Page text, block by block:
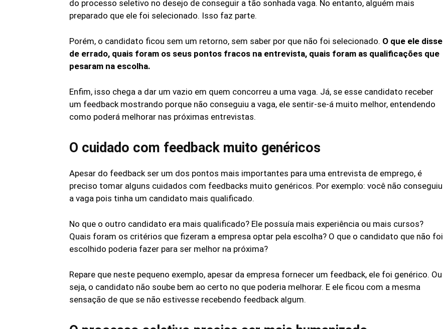
do processo seletivo no desejo de conseguir a tão sonhada vaga. No entanto, alguém mais
preparado que ele foi selecionado. Isso faz parte.
Porém, o candidato ficou sem um retorno, sem saber por que não foi selecionado. O que ele disse
de errado, quais foram os seus pontos fracos na entrevista, quais foram as qualificações que
pesaram na escolha.
Enfim, isso chega a dar um vazio em quem concorreu a uma vaga. Já, se esse candidato receber
um feedback mostrando porque não conseguiu a vaga, ele sentir-se-á muito melhor, entendendo
como poderá melhorar nas próximas entrevistas.
O cuidado com feedback muito genéricos
Apesar do feedback ser um dos pontos mais importantes para uma entrevista de emprego, é
preciso tomar alguns cuidados com feedbacks muito genéricos. Por exemplo: você não conseguiu
a vaga pois tinha um candidato mais qualificado.
No que o outro candidato era mais qualificado? Ele possuía mais experiência ou mais cursos?
Quais foram os critérios que fizeram a empresa optar pela escolha? O que o candidato que não foi
escolhido poderia fazer para ser melhor na próxima?
Repare que neste pequeno exemplo, apesar da empresa fornecer um feedback, ele foi genérico. Ou
seja, o candidato não soube bem ao certo no que poderia melhorar. E ele ficou com a mesma
sensação de que se não estivesse recebendo feedback algum.